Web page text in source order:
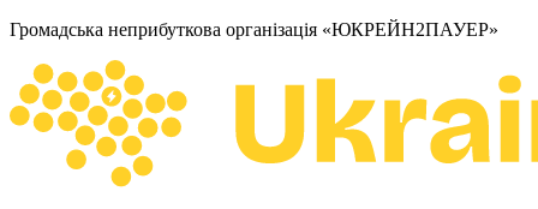
Громадська неприбуткова організація «ЮКРЕЙН2ПАУЕР»